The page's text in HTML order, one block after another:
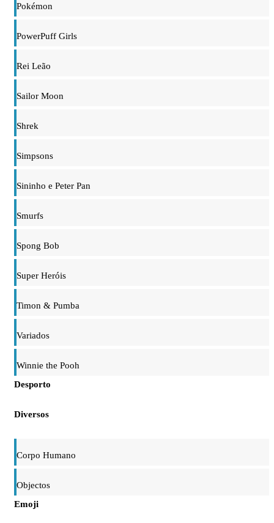
Pokémon
PowerPuff Girls
Rei Leão
Sailor Moon
Shrek
Simpsons
Sininho e Peter Pan
Smurfs
Spong Bob
Super Heróis
Timon & Pumba
Variados
Winnie the Pooh
Desporto
Diversos
Corpo Humano
Objectos
Emoji